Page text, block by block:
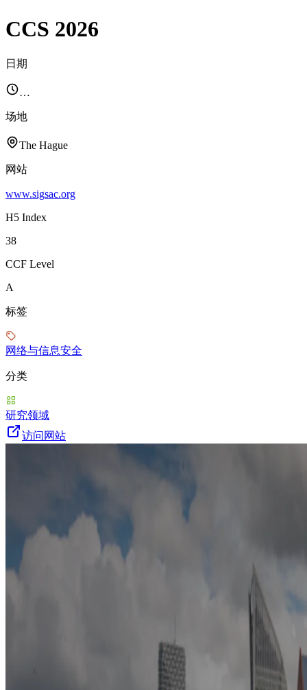
CCS 2026
日期
…
场地
The Hague
网站
www.sigsac.org
H5 Index
38
CCF Level
A
标签
网络与信息安全
分类
研究领域
访问网站